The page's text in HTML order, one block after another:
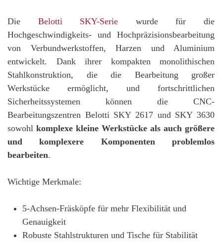
Die Belotti SKY-Serie wurde für die
Hochgeschwindigkeits- und Hochpräzisionsbearbeitung
von Verbundwerkstoffen, Harzen und Aluminium
entwickelt. Dank ihrer kompakten monolithischen
Stahlkonstruktion, die die Bearbeitung großer
Werkstücke ermöglicht, und fortschrittlichen
Sicherheitssystemen können die CNC-
Bearbeitungszentren Belotti SKY 2617 und SKY 3630
sowohl komplexe kleine Werkstücke als auch größere
und komplexere Komponenten problemlos
bearbeiten.
Wichtige Merkmale:
5-Achsen-Fräsköpfe für mehr Flexibilität und
Genauigkeit
Robuste Stahlstrukturen und Tische für Stabilität